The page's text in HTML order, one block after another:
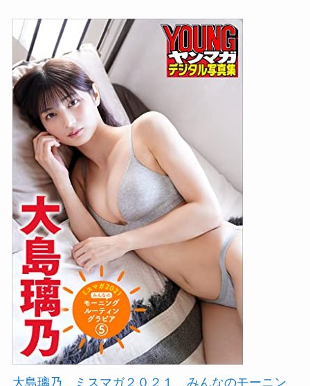
大島璃乃 ミスマガ２０２１ みんなのモーニン